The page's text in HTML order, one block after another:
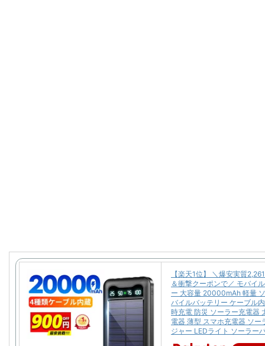
【楽天1位】 ＼爆安実質
＆衝撃クーポンで／ モバイ
ー 大容量 20000mAh 軽量
バイルバッテリー ケーブル
時充電 防災 ソーラー充電器
電器 薄型 スマホ充電器 ソー
ジャー LEDライト ソーラー